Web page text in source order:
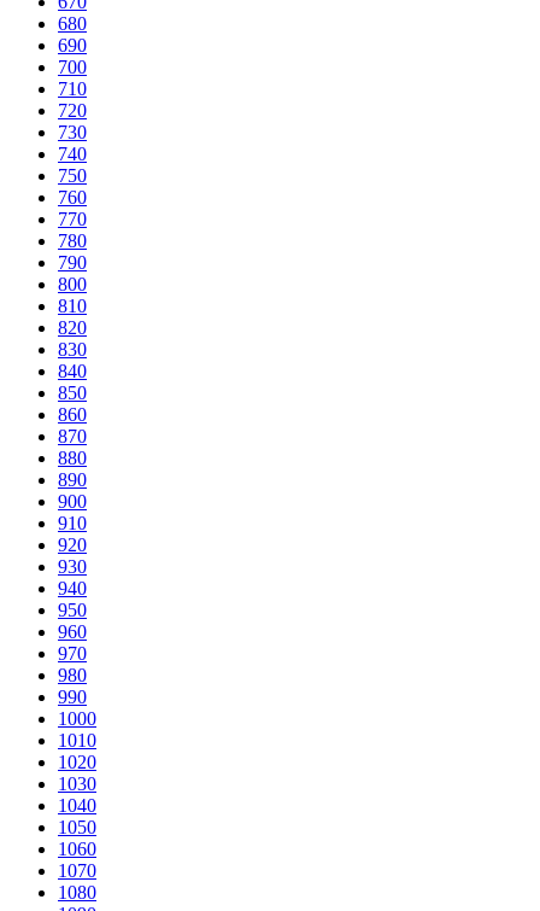
680
690
700
710
720
730
740
750
760
770
780
790
800
810
820
830
840
850
860
870
880
890
900
910
920
930
940
950
960
970
980
990
1000
1010
1020
1030
1040
1050
1060
1070
1080